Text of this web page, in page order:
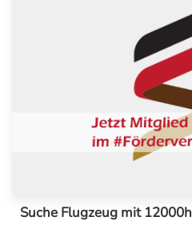
Suche Flugzeug mit 12000h